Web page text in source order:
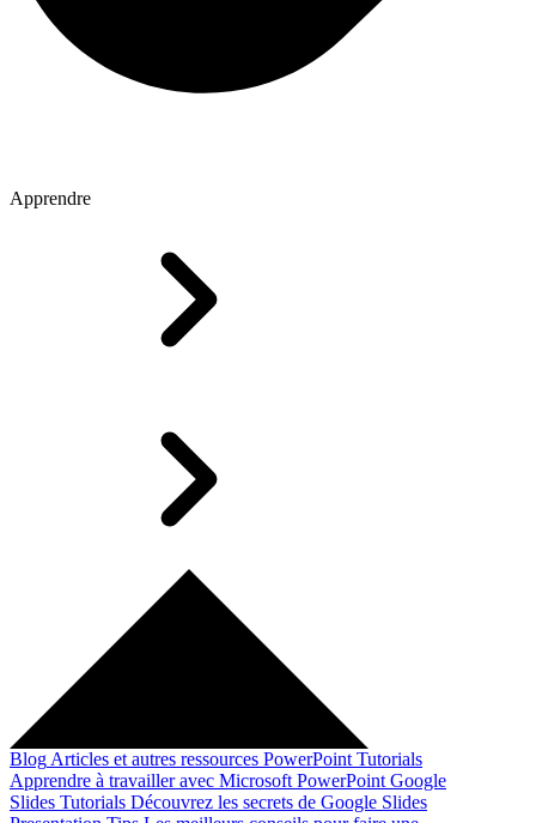
Apprendre
Blog Articles et autres ressources PowerPoint Tutorials
Apprendre à travailler avec Microsoft PowerPoint Google
Slides Tutorials Découvrez les secrets de Google Slides